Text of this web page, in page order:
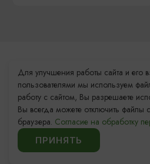
Контакты Туристского
информационного центра
+7 (4012) 555-200
8 (800) 200-55-39
info@visit-
Для улучшения работы сайта и его
пользователями мы используем
работу с сайтом, Вы разрешаете
Вы всегда можете отключить файлы
браузера. Согласие на обработку
ПРИНЯТЬ